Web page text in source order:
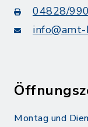
04828/
Montag und